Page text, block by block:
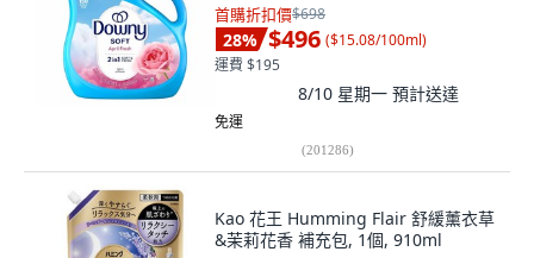
首購折扣價$698
28% $496 ($15.08/100ml)
運費 $195
8/10 星期一 預計送達
免運
(201286)
Kao 花王 Humming Flair 舒緩薰衣草
&茉莉花香 補充包, 1個, 910ml